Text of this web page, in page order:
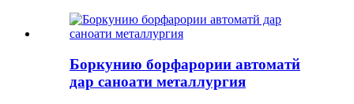
Боркунию борфарории автоматй
дар саноати металлургия